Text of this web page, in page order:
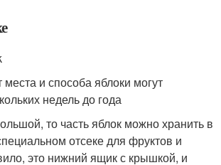
и способа яблоки могут
недель до года
то часть яблок можно хранить в
отсеке для фруктов и
это нижний ящик с крышкой, и